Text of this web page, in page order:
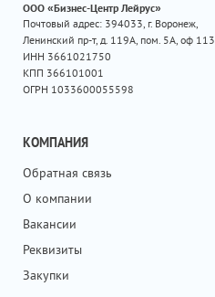
ООО «Бизнес-Центр Лейрус»
Почтовый адрес: 394033, г. Воронеж,
Ленинский пр-т, д. 119А, пом. 5А, оф 113
ИНН 3661021750
КПП 366101001
ОГРН 1033600055598
КОМПАНИЯ
Обратная связь
О компании
Вакансии
Реквизиты
Закупки